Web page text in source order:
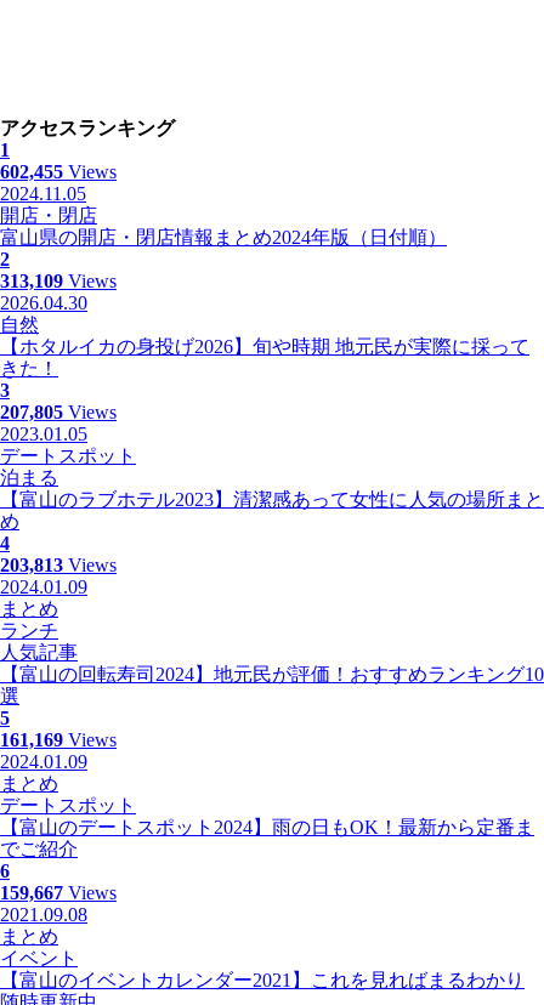
アクセスランキング
1
602,455 Views
2024.11.05
開店・閉店
富山県の開店・閉店情報まとめ2024年版（日付順）
2
313,109 Views
2026.04.30
自然
【ホタルイカの身投げ2026】旬や時期 地元民が実際に採って
きた！
3
207,805 Views
2023.01.05
デートスポット
泊まる
【富山のラブホテル2023】清潔感あって女性に人気の場所まと
め
4
203,813 Views
2024.01.09
まとめ
ランチ
人気記事
【富山の回転寿司2024】地元民が評価！おすすめランキング10
選
5
161,169 Views
2024.01.09
まとめ
デートスポット
【富山のデートスポット2024】雨の日もOK！最新から定番ま
でご紹介
6
159,667 Views
2021.09.08
まとめ
イベント
【富山のイベントカレンダー2021】これを見ればまるわかり